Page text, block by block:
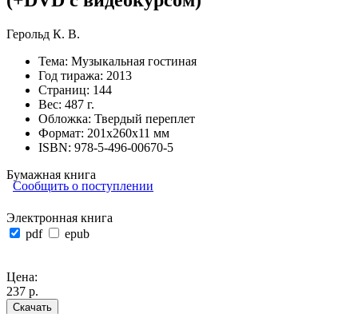
Герольд К. В.
Тема: Музыкальная гостиная
Год тиража: 2013
Страниц: 144
Вес: 487 г.
Обложка: Твердый переплет
Формат: 201х260х11 мм
ISBN: 978-5-496-00670-5
Бумажная книга
Сообщить о поступлении
Электронная книга
pdf
epub
Цена:
237 р.
Скачать